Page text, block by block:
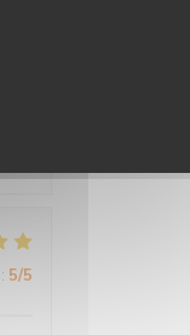
: 5/5